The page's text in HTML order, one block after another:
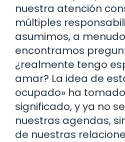
nuestra atención
múltiples
asumimos, a
encontramos
¿realmente tengo
amar? La idea de
ocupado» ha
significado, y ya no
nuestras agendas,
de nuestras